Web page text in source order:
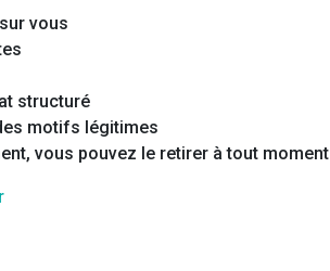
vous
structuré
motifs légitimes
vous pouvez le retirer à tout moment